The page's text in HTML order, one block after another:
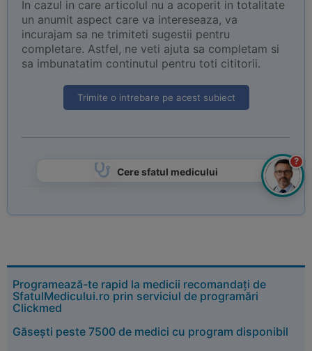
In cazul in care articolul nu a acoperit in totalitate
un anumit aspect care va intereseaza, va
incurajam sa ne trimiteti sugestii pentru
completare. Astfel, ne veti ajuta sa completam si
sa imbunatatim continutul pentru toti cititorii.
Trimite o intrebare pe acest subiect
Cere sfatul medicului
Programează-te rapid la medicii recomandați de
SfatulMedicului.ro prin serviciul de programări
Clickmed
Găsești peste 7500 de medici cu program disponibil
?